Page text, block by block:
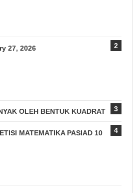
27, 2026
OLEH BENTUK KUADRAT
MATEMATIKA PASIAD 10